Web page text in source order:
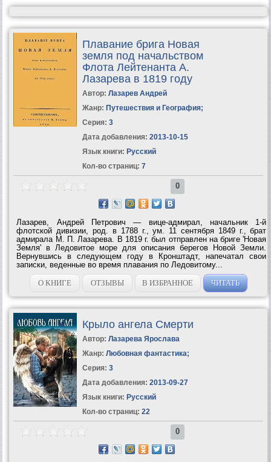
Плавание брига Новая
земля под начальством
Флота Лейтенанта А.
Лазарева в 1819 году
Автор: Лазарев Андрей
Жанр: Путешествия и География;
Серия: 3
Дата добавления: 2013-10-15
Язык книги: Русский
Кол-во страниц: 7
0
Лазарев, Андрей Петрович — вице-адмирал, начальник 1-й
флотской дивизии, род. в 1788 г., ум. 11 сентября 1849 г., брат
адмирала М. П. Лазарева. В 1819 г. был отправлен на бриге 'Новая
Земля' в Ледовитое море для описания берегов Новой Земли.
Вернувшись в следующем году в Кронштадт, напечатал свои
записки, веденные во время плавания по Ледовитому...
О КНИГЕ
ОТЗЫВЫ В ИЗБРАННОЕ ЧИТАТЬ
Крыло ангела Смерти
Автор: Лазарева Ярослава
Жанр: Любовная фантастика;
Серия: 3
Дата добавления: 2013-09-27
Язык книги: Русский
Кол-во страниц: 22
0